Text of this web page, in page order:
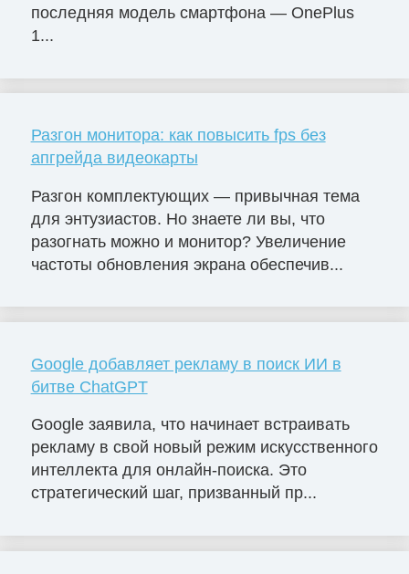
последняя модель смартфона — OnePlus
1...
Разгон монитора: как повысить fps без
апгрейда видеокарты
Разгон комплектующих — привычная тема
для энтузиастов. Но знаете ли вы, что
разогнать можно и монитор? Увеличение
частоты обновления экрана обеспечив...
Google добавляет рекламу в поиск ИИ в
битве ChatGPT
Google заявила, что начинает встраивать
рекламу в свой новый режим искусственного
интеллекта для онлайн-поиска. Это
стратегический шаг, призванный пр...